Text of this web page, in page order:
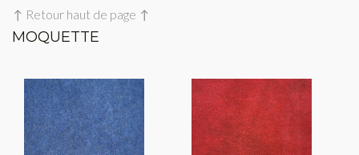
↑ Retour haut de page ↑
MOQUETTE